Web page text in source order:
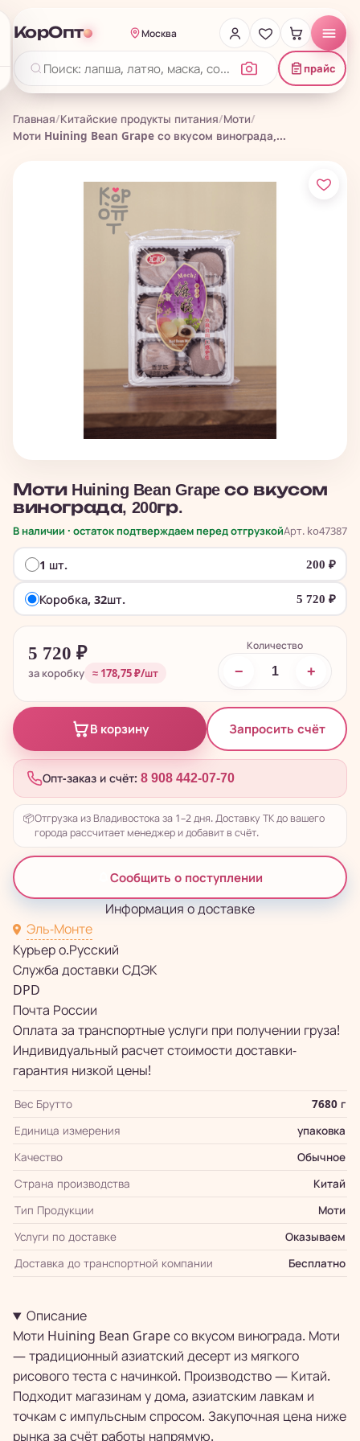
КорОпт Москва
прайс
Главная/Китайские продукты питания/Моти/
Моти Huining Bean Grape со вкусом винограда,...
Моти Huining Bean Grape со вкусом
винограда, 200гр.
В наличии · остаток подтверждаем перед отгрузкойАрт. ko47387
1 шт. 200 ₽
Коробка, 32шт. 5 720 ₽
5 720 ₽
за коробку ≈ 178,75 ₽/шт
Количество
− +
В корзину Запросить счёт
Опт-заказ и счёт: 8 908 442-07-70
📦Отгрузка из Владивостока за 1–2 дня. Доставку ТК до вашего
города рассчитает менеджер и добавит в счёт.
Сообщить о поступлении
Информация о доставке
Эль-Монте
Курьер о.Русский
Служба доставки СДЭК
DPD
Почта России
Оплата за транспортные услуги при получении груза!
Индивидуальный расчет стоимости доставки-
гарантия низкой цены!
Вес Брутто
7680 г
Единица измерения
упаковка
Качество
Обычное
Страна производства
Китай
Тип Продукции
Моти
Услуги по доставке
Оказываем
Доставка до транспортной компании
Бесплатно
Описание
Моти Huining Bean Grape со вкусом винограда. Моти
— традиционный азиатский десерт из мягкого
рисового теста с начинкой. Производство — Китай.
Подходит магазинам у дома, азиатским лавкам и
точкам с импульсным спросом. Закупочная цена ниже
рынка за счёт работы напрямую.